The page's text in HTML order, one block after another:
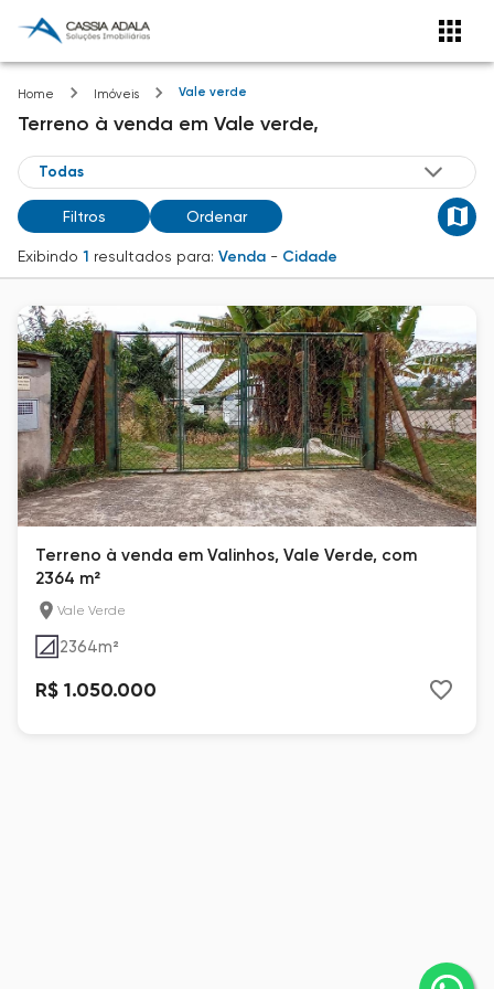
Home Imóveis Vale verde
Terreno à venda em Vale verde,
Filtros Ordenar
Exibindo 1 resultados para: Venda - Cidade
Terreno à venda em Valinhos, Vale Verde, com
2364 m²
Vale Verde
2364m²
R$ 1.050.000